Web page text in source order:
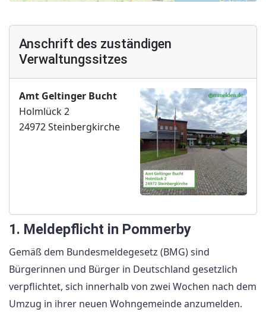
Anschrift des zuständigen
Verwaltungssitzes
Amt Geltinger Bucht
Holmlück 2
24972 Steinbergkirche
1. Meldepflicht in Pommerby
Gemäß dem Bundesmeldegesetz (BMG) sind
Bürgerinnen und Bürger in Deutschland gesetzlich
verpflichtet, sich innerhalb von zwei Wochen nach dem
Umzug in ihrer neuen Wohngemeinde anzumelden.